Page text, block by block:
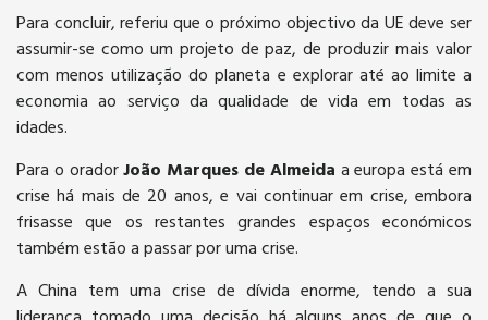
Para concluir, referiu que o próximo objectivo da UE deve ser
assumir-se como um projeto de paz, de produzir mais valor
com menos utilização do planeta e explorar até ao limite a
economia ao serviço da qualidade de vida em todas as
idades.
Para o oradorJoão Marques de Almeida a europa está em
crise há mais de 20 anos, e vai continuar em crise, embora
frisasse que os restantes grandes espaços económicos
também estão a passar por uma crise.
A China tem uma crise de dívida enorme, tendo a sua